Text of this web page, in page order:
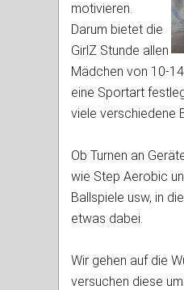
motivieren.
Darum bietet die
GirlZ Stunde allen
Mädchen von 10-
eine Sportart
viele verschiedene
Ob Turnen an
wie Step Aerobic
Ballspiele usw, in
etwas dabei.
Wir gehen auf die
versuchen diese